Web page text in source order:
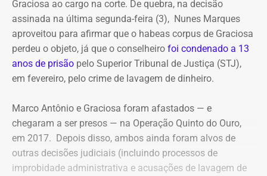
bairro do Estácio, na Zona Norte, foram atingidos por treze
disparos. Apenas Fernanda sobreviveu.
Ronnie Lessa e Élcio Queiroz estão presos desde 12 de março
de 2019. Lessa está no Complexo Penitenciário da Papuda,
em Brasília, e Queiroz, na Penitenciária Federal de Brasília.
Com informações da colunista Vera Araújo, do Jornal “O
Globo”.
Graciosa ao cargo na corte. De quebra, na decisão
assinada na última segunda-feira (3), Nunes Marques
aproveitou para afirmar que o habeas corpus de Graciosa
perdeu o objeto, já que o conselheiro foi condenado a 13
anos de prisão pelo Superior Tribunal de Justiça (STJ),
em fevereiro, pelo crime de lavagem de dinheiro.
Marco Antônio e Graciosa foram afastados — e
chegaram a ser presos — na Operação Quinto do Ouro,
em 2017. Depois disso, ambos ainda foram alvos de
outras decisões judiciais (incluindo processos de
improbidade administrativa e acusações de lavagem de